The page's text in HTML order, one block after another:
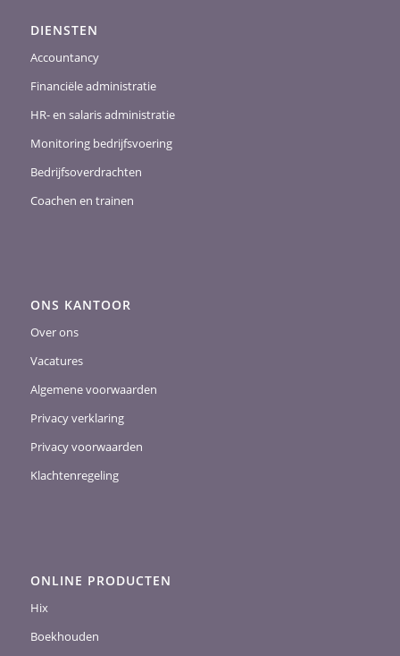
DIENSTEN
Accountancy
Financiële administratie
HR- en salaris administratie
Monitoring bedrijfsvoering
Bedrijfsoverdrachten
Coachen en trainen
ONS KANTOOR
Over ons
Vacatures
Algemene voorwaarden
Privacy verklaring
Privacy voorwaarden
Klachtenregeling
ONLINE PRODUCTEN
Hix
Boekhouden